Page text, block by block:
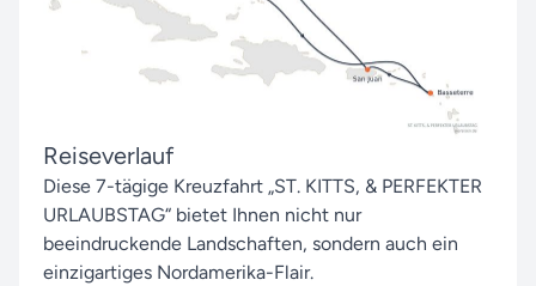
Reiseverlauf
Diese 7-tägige Kreuzfahrt „ST. KITTS, & PERFEKTER
URLAUBSTAG“ bietet Ihnen nicht nur
beeindruckende Landschaften, sondern auch ein
einzigartiges Nordamerika-Flair.